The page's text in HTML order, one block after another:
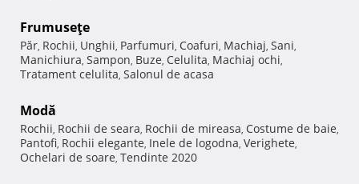
Frumuseţe
Păr, Rochii, Unghii, Parfumuri, Coafuri, Machiaj, Sani,
Manichiura, Sampon, Buze, Celulita, Machiaj ochi,
Tratament celulita, Salonul de acasa
Modă
Rochii, Rochii de seara, Rochii de mireasa, Costume de baie,
Pantofi, Rochii elegante, Inele de logodna, Verighete,
Ochelari de soare, Tendinte 2020